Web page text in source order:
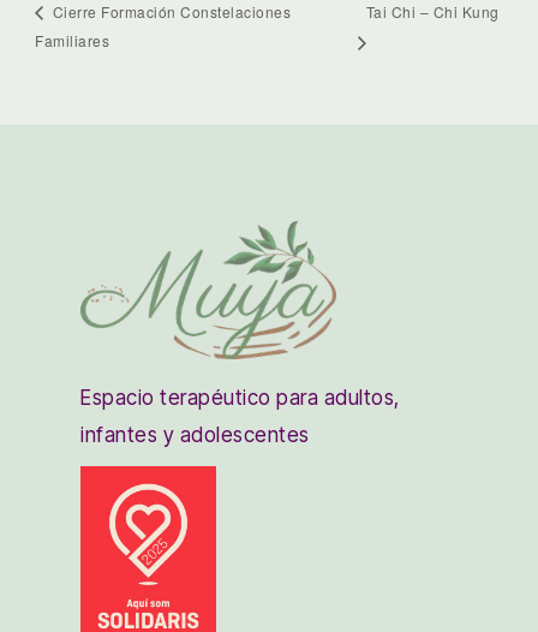
Cierre Formación Constelaciones
Familiares
Tai Chi – Chi Kung
Espacio terapéutico para adultos,
infantes y adolescentes